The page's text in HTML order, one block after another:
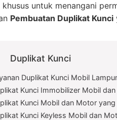
khusus untuk menangani
Pembuatan Duplikat Kunci
Duplikat Kunci
Duplikat Kunci Mobil
Kunci Immobilizer Mobil
Kunci Mobil dan Motor yang
Kunci Keyless Mobil dan